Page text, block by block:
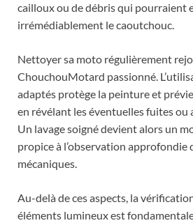
cailloux ou de débris qui pourraient
irrémédiablement le caoutchouc.
Nettoyer sa moto régulièrement
ChouchouMotard passionné.
adaptés protège la peinture et
en révélant les éventuelles fuites ou
Un lavage soigné devient alors un
propice à l’observation approfondie
mécaniques.
Au-delà de ces aspects, la
éléments lumineux est fondamentale.